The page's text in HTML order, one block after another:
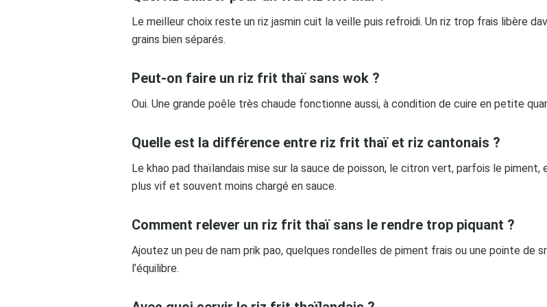
Le meilleur choix reste un riz jasmin cuit la veille puis refroidi. Un riz trop frais libère
grains bien séparés.
Peut-on faire un riz frit thaï sans wok ?
Oui. Une grande poêle très chaude fonctionne aussi, à condition de cuire en petite
Quelle est la différence entre riz frit thaï et riz cantonais ?
Le khao pad thaïlandais mise sur la sauce de poisson, le citron vert, parfois le
plus vif et souvent moins chargé en sauce.
Comment relever un riz frit thaï sans le rendre trop piquant ?
Ajoutez un peu de nam prik pao, quelques rondelles de piment frais ou une pointe de
l’équilibre.